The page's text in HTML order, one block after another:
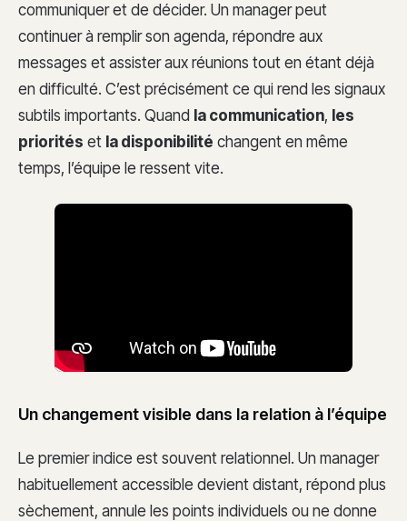
communiquer et de décider. Un manager peut
continuer à remplir son agenda, répondre aux
messages et assister aux réunions tout en étant déjà
en difficulté. C’est précisément ce qui rend les signaux
subtils importants. Quand la communication, les
priorités et la disponibilité changent en même
temps, l’équipe le ressent vite.
Un changement visible dans la relation à l’équipe
Le premier indice est souvent relationnel. Un manager
habituellement accessible devient distant, répond plus
sèchement, annule les points individuels ou ne donne